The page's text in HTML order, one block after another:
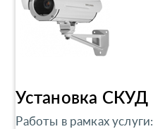
Установка СКУД
Работы в рамках услуги: